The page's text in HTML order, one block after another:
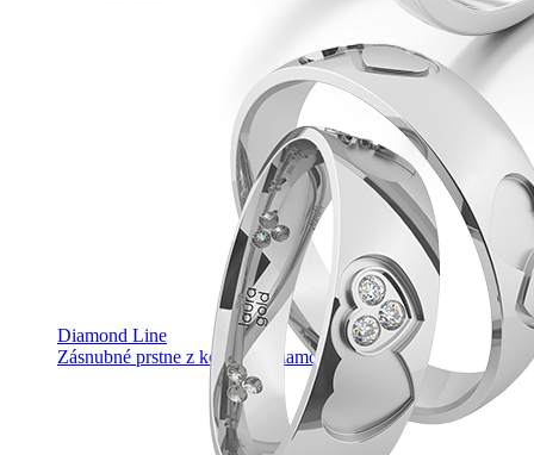
Diamond Line
Zásnubné prstne z kolekcie Diamonds line.